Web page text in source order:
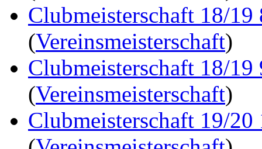
Clubmeisterschaft 18/19
(Vereinsmeisterschaft)
Clubmeisterschaft 18/19
(Vereinsmeisterschaft)
Clubmeisterschaft 19/20